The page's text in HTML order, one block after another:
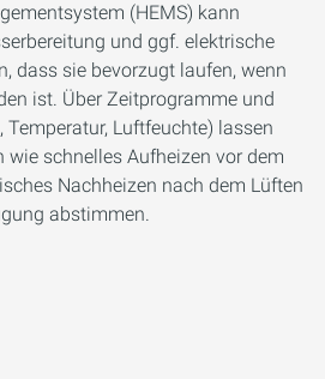
(HEMS) kann
und ggf. elektrische
dass sie bevorzugt laufen, wenn
ist. Über Zeitprogramme und
Temperatur, Luftfeuchte) lassen
schnelles Aufheizen vor dem
Nachheizen nach dem Lüften
abstimmen.